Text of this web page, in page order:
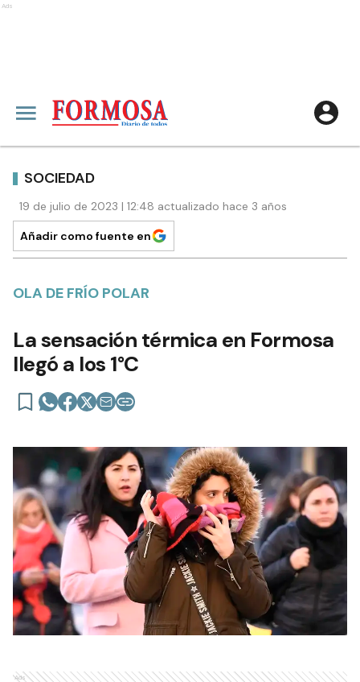
Ads
SOCIEDAD
19 de julio de 2023 | 12:48 actualizado hace 3 años
Añadir como fuente en
OLA DE FRÍO POLAR
La sensación térmica en Formosa
llegó a los 1°C
Ads